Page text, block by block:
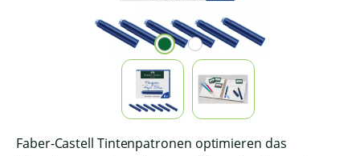
Faber-Castell Tintenpatronen optimieren das